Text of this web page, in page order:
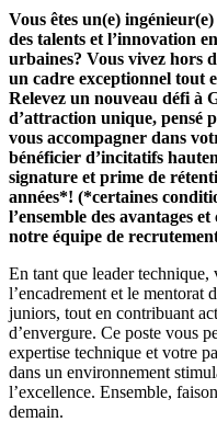
Vous êtes un(e)
des talents et l’innovation
urbaines? Vous vivez hors
un cadre exceptionnel tout
Relevez un nouveau défi à
d’attraction unique, pensé
vous accompagner dans
bénéficier d’incitatifs
signature et prime de
années*! (*certaines
l’ensemble des avantages
notre équipe de
En tant que leader
l’encadrement et le mentorat
juniors, tout en contribuant
d’envergure. Ce poste vous
expertise technique et votre
dans un environnement
l’excellence. Ensemble,
demain.